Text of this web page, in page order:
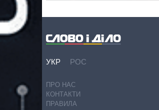
УКР РОС
ПРО НАС
КОНТАКТИ
ПРАВИЛА